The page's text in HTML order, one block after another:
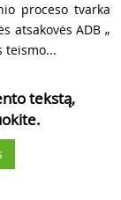
proceso tvarka
atsakovės ADB „
teismo...
tekstą,